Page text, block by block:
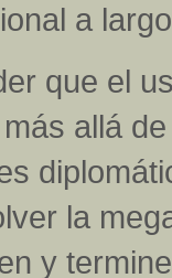
a
que el
allá
la
y